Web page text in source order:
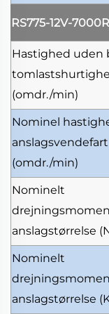
RS775-12V-7000R
Hastighed uden
(omdr./min)
Nominel
anslagsvendefart
(omdr./min)
Nominelt
anslagstørrelse
Nominelt
anslagstørrelse